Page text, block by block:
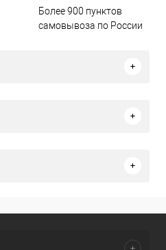
Более 900 пунктов
самовывоза по России